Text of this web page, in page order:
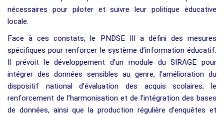
nécessaires pour piloter et suivre leur politique éducative
locale.
Face à ces constats, le PNDSE III a défini des mesures
spécifiques pour renforcer le système d’information éducatif.
Il prévoit le développement d’un module du SIRAGE pour
intégrer des données sensibles au genre, l’amélioration du
dispositif national d’évaluation des acquis scolaires, le
renforcement de l’harmonisation et de l’intégration des bases
de données, ainsi que la production régulière d’enquêtes et